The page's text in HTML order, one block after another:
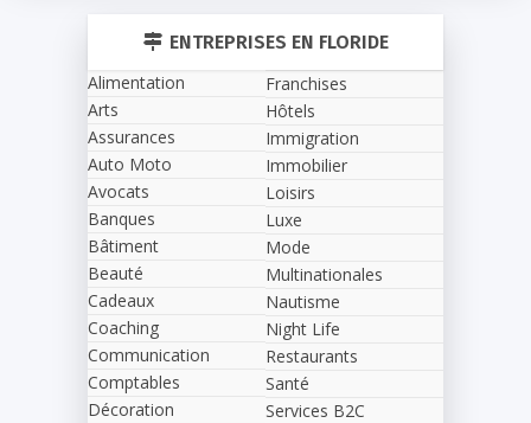
ENTREPRISES EN FLORIDE
Alimentation
Arts
Assurances
Auto Moto
Avocats
Banques
Bâtiment
Beauté
Cadeaux
Coaching
Communication
Comptables
Décoration
Franchises
Hôtels
Immigration
Immobilier
Loisirs
Luxe
Mode
Multinationales
Nautisme
Night Life
Restaurants
Santé
Services B2C